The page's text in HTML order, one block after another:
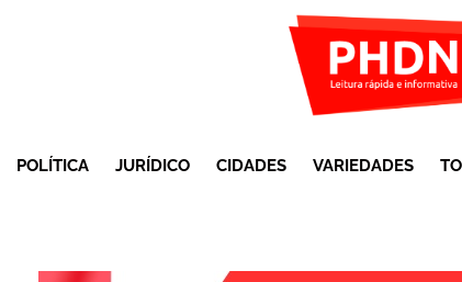
POLÍTICA JURÍDICO CIDADES VARIEDADES